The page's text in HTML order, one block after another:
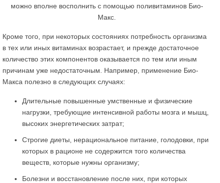
Кроме того, при некоторых состояниях потребность организма
в тех или иных витаминах возрастает, и прежде достаточное
количество этих компонентов оказывается по тем или иным
причинам уже недостаточным. Например, применение Био-
Макса полезно в следующих случаях:
Длительные повышенные умственные и физические
нагрузки, требующие интенсивной работы мозга и мышц,
высоких энергетических затрат;
Строгие диеты, нерациональное питание, голодовки, при
которых в рационе не содержится того количества
веществ, которые нужны организму;
Болезни и восстановление после них, при которых